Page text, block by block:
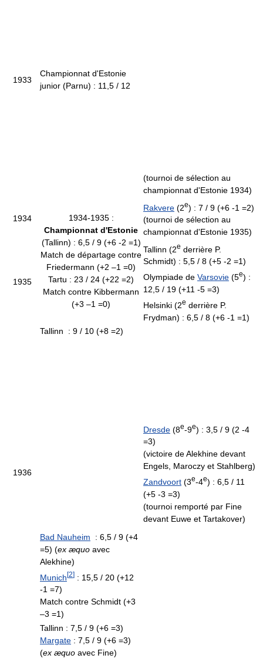
1933
Championnat d'Estonie
junior (Parnu) : 11,5 / 12
(tournoi de sélection au
championnat d'Estonie 1934)
1934
1934-1935 :
Championnat d'Estonie
(Tallinn) : 6,5 / 9 (+6 -2 =1)
Match de départage contre
Friedermann (+2 –1 =0)
Tartu : 23 / 24 (+22 =2)
Match contre Kibbermann
(+3 –1 =0)
Rakvere (2e) : 7 / 9 (+6 -1 =2)
(tournoi de sélection au
championnat d'Estonie 1935)
1935
Tallinn (2e derrière P.
Schmidt) : 5,5 / 8 (+5 -2 =1)
Olympiade de Varsovie (5e) :
12,5 / 19 (+11 -5 =3)
Helsinki (2e derrière P.
Frydman) : 6,5 / 8 (+6 -1 =1)
1936
Tallinn : 9 / 10 (+8 =2)
Bad Nauheim : 6,5 / 9 (+4
=5) (ex æquo avec
Alekhine)
Munich[2] : 15,5 / 20 (+12
-1 =7)
Match contre Schmidt (+3
–3 =1)
Dresde (8e-9e) : 3,5 / 9 (2 -4
=3)
(victoire de Alekhine devant
Engels, Maroczy et Stahlberg)
Zandvoort (3e-4e) : 6,5 / 11
(+5 -3 =3)
(tournoi remporté par Fine
devant Euwe et Tartakover)
Tallinn : 7,5 / 9 (+6 =3)
Margate : 7,5 / 9 (+6 =3)
(ex æquo avec Fine)